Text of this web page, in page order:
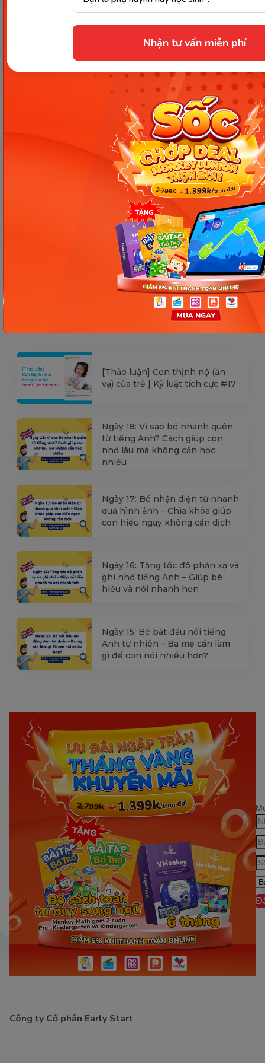
Nhận tư vấn miễn phí
Hãy tải ngay những ứng dụng này để bắt đầu các
bài học phù hợp nhé.
Chia sẻ ngay
Thông tin trong bài viết được tổng hợp nhằm
mục đích tham khảo và có thể thay đổi mà
không cần báo trước. Quý khách vui lòng
kiểm tra lại qua các kênh chính thức hoặc liên
hệ trực tiếp với đơn vị liên quan để nắm bắt
[Thảo luận] Cơn thịnh nộ (ăn
vạ) của trẻ | Kỷ luật tích cực #17
Ngày 18: Vì sao bé nhanh quên
từ tiếng Anh? Cách giúp con
nhớ lâu mà không cần học
nhiều
Ngày 17: Bé nhận diện từ nhanh
qua hình ảnh – Chìa khóa giúp
con hiểu ngay không cần dịch
Ngày 16: Tăng tốc độ phản xạ và
ghi nhớ tiếng Anh – Giúp bé
hiểu và nói nhanh hơn
Ngày 15: Bé bắt đầu nói tiếng
Anh tự nhiên – Ba mẹ cần làm
gì để con nói nhiều hơn?
Công ty Cổ phần Early Start